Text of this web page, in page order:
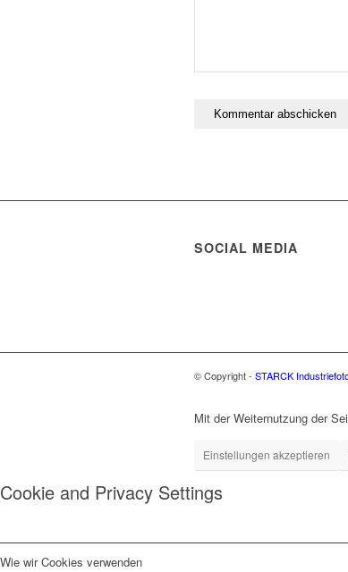
SOCIAL MEDIA
© Copyright - STARCK
Mit der Weiternutzung der
Einstellungen akzeptieren
Cookie and Privacy Settings
Wie wir Cookies verwenden